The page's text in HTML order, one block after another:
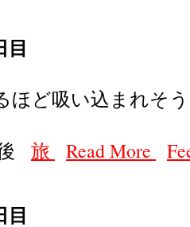
目
ほど吸い込まれそ
旅 Read More
目